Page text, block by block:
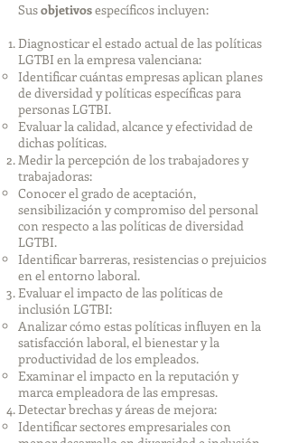
Susobjetivosespecíficos incluyen:
Diagnosticar el estado actual de las políticas
LGTBI en la empresa valenciana:
Identificar cuántas empresas aplican planes
de diversidad y políticas específicas para
personas LGTBI.
Evaluar la calidad, alcance y efectividad de
dichas políticas.
Medir la percepción de los trabajadores y
trabajadoras:
Conocer el grado de aceptación,
sensibilización y compromiso del personal
con respecto a las políticas de diversidad
LGTBI.
Identificar barreras, resistencias o prejuicios
en el entorno laboral.
Evaluar el impacto de las políticas de
inclusión LGTBI:
Analizar cómo estas políticas influyen en la
satisfacción laboral, el bienestar y la
productividad de los empleados.
Examinar el impacto en la reputación y
marca empleadora de las empresas.
Detectar brechas y áreas de mejora:
Identificar sectores empresariales con